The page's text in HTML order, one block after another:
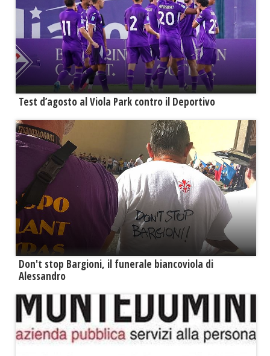
Test d’agosto al Viola Park contro il Deportivo
Don't stop Bargioni, il funerale biancoviola di
Alessandro